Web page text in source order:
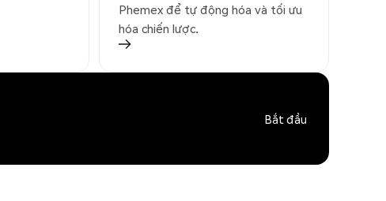
Phemex để tự động hóa và tối ưu
hóa chiến lược.
Bắt đầu